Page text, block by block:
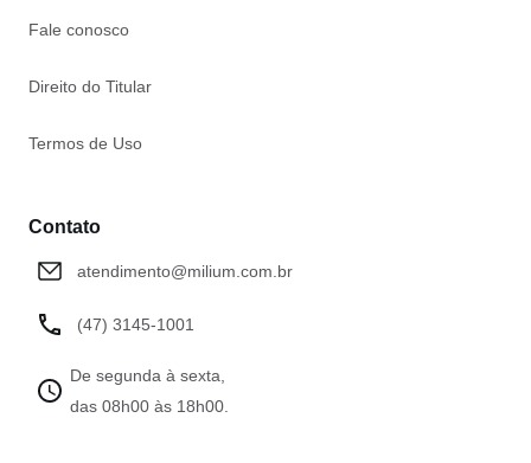
Fale conosco
Direito do Titular
Termos de Uso
Contato
atendimento@milium.com.br
(47) 3145-1001
De segunda à sexta,
das 08h00 às 18h00.